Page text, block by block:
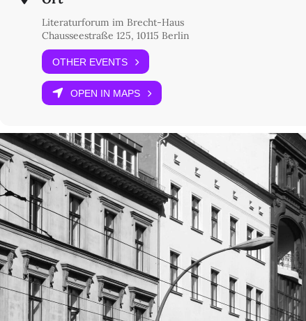
Gesellschaftlichen Zusammenhalt
Literaturforum im Brecht-Haus
Chausseestraße 125, 10115 Berlin
OTHER EVENTS
OPEN IN MAPS